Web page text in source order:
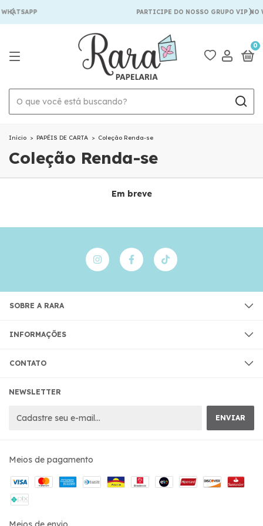
PARTICIPE DO NOSSO GRUPO VIP NO
0
Início > PAPÉIS DE CARTA > Coleção Renda-se
Coleção Renda-se
Em breve
SOBRE A RARA
INFORMAÇÕES
CONTATO
NEWSLETTER
Meios de pagamento